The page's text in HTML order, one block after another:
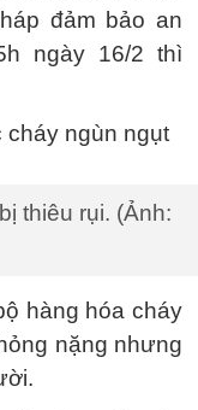
đảm bảo an
ngày 16/2 thì
thiêu rụi. (Ảnh:
hàng hóa cháy
nặng nhưng